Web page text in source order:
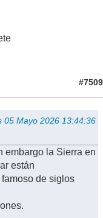
#7509
05 Mayo 2026 13:44:36
embargo la Sierra en
están
de siglos